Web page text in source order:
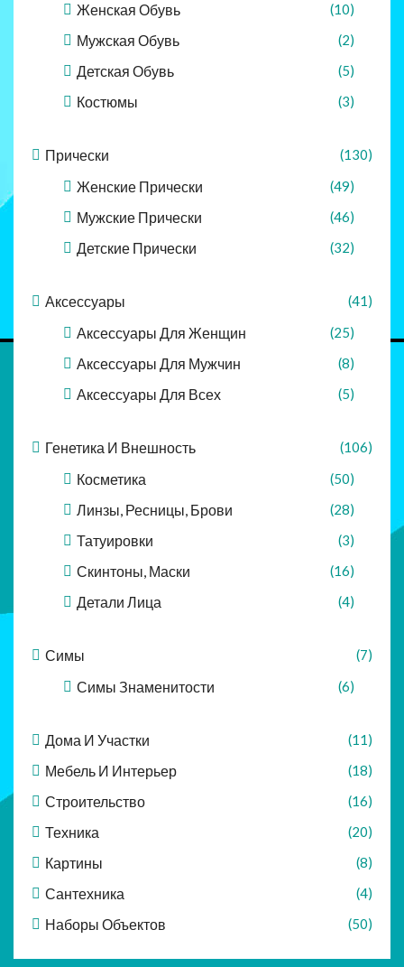
Женская Обувь (10)
Мужская Обувь (2)
Детская Обувь (5)
Костюмы (3)
Прически (130)
Женские Прически (49)
Мужские Прически (46)
Детские Прически (32)
Аксессуары (41)
Аксессуары Для Женщин (25)
Аксессуары Для Мужчин (8)
Аксессуары Для Всех (5)
Генетика И Внешность (106)
Косметика (50)
Линзы, Ресницы, Брови (28)
Татуировки (3)
Скинтоны, Маски (16)
Детали Лица (4)
Симы (7)
Симы Знаменитости (6)
Дома И Участки (11)
Мебель И Интерьер (18)
Строительство (16)
Техника (20)
Картины (8)
Сантехника (4)
Наборы Объектов (50)